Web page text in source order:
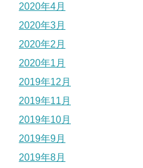
2020年4月
2020年3月
2020年2月
2020年1月
2019年12月
2019年11月
2019年10月
2019年9月
2019年8月